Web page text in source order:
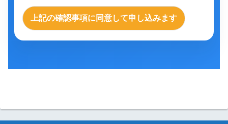
上記の確認事項に同意して申し込みます